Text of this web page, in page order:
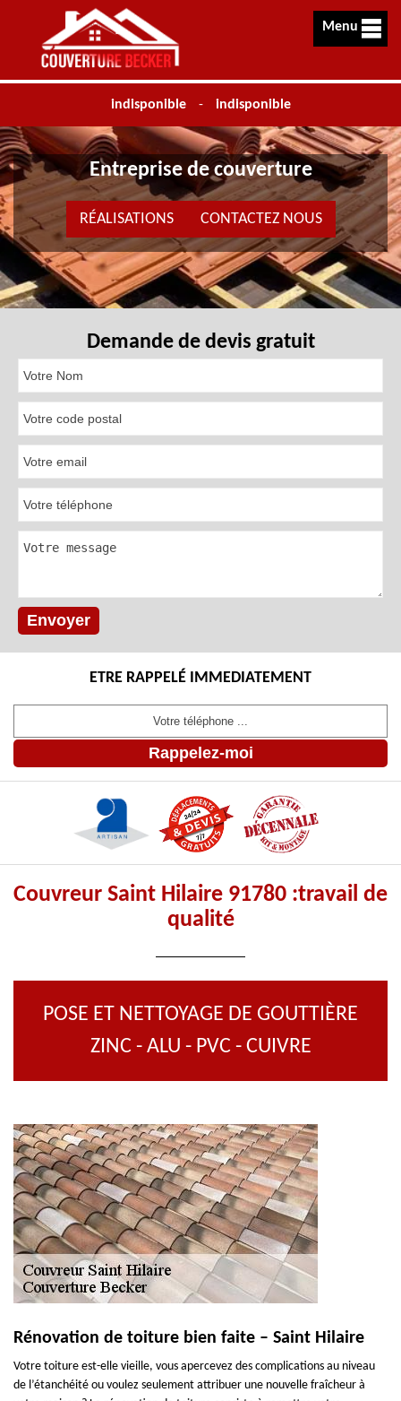
Menu
indisponible - indisponible
Entreprise de couverture
RÉALISATIONS CONTACTEZ NOUS
Demande de devis gratuit
ETRE RAPPELÉ IMMEDIATEMENT
Couvreur Saint Hilaire 91780 :travail de
qualité
POSE ET NETTOYAGE DE GOUTTIÈRE
ZINC - ALU - PVC - CUIVRE
Rénovation de toiture bien faite – Saint Hilaire
Votre toiture est-elle vieille, vous apercevez des complications au niveau
de l’étanchéité ou voulez seulement attribuer une nouvelle fraîcheur à